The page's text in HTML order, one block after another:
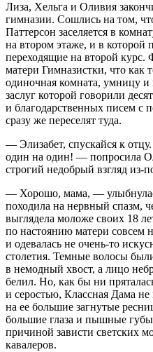
Лиза, Хельга и Оливия
гимназии. Сошлись на том,
Паттерсон заселяется в
на втором этаже, и в
переходящие на второй
матери Гимназистки, что как
одиночная комната, умницу и
заслуг которой говорили
и благодарственных писем с
сразу же переселят туда.
— Элизабет, спускайся к
один на один! — попросила
строгий недобрый взгляд
— Хорошо, мама, —
походила на нервный спазм,
выглядела моложе своих 18
по настоянию матери совсем
и одевалась не очень-то
столетия. Темные волосы
в немодный хвост, а лицо
белил. Но, как бы ни
и серостью, Классная Дама
на ее большие загнутые
большие глаза и пышные
причиной зависти светских
кавалеров.